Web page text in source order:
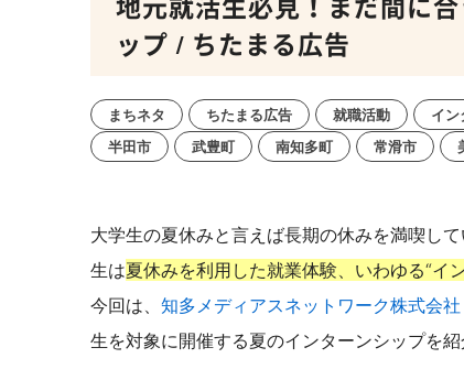
ップ / ちたまる広告
まちネタ ちたまる広告 就職活動 イン
半田市
武豊町 南知多町 常滑市
大学生の夏休みと言えば長期の休みを満喫し
生は夏休みを利用した就業体験、いわゆる“イ
今回は、 知多メディアスネットワーク株式会社
生を対象に開催する夏のインターンシップを紹